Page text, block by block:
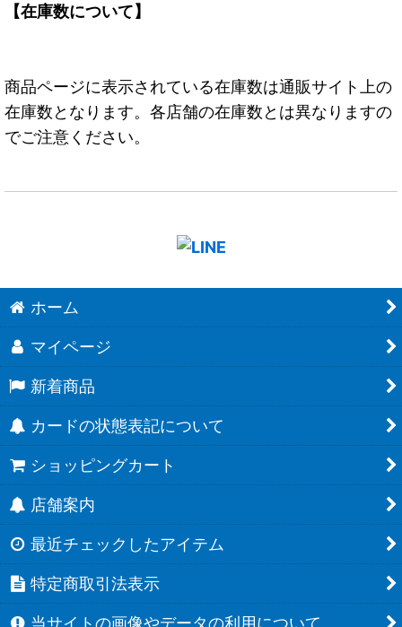
【在庫数について】
商品ページに表示されている在庫数は通販サイト上の
在庫数となります。各店舗の在庫数とは異なりますの
でご注意ください。
ホーム
マイページ
新着商品
カードの状態表記について
ショッピングカート
店舗案内
最近チェックしたアイテム
特定商取引法表示
当サイトの画像やデータの利用について